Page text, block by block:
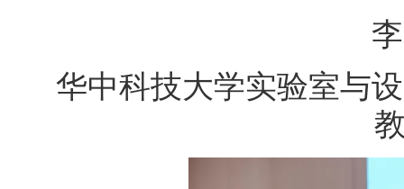
华中科技大学实验室与